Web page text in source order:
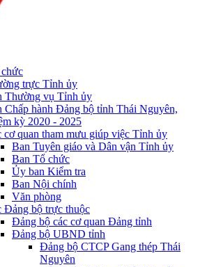
trực Tỉnh ủy
Thường vụ Tỉnh ủy
Chấp hành Đảng bộ tỉnh Thái Nguyên,
kỳ 2020 - 2025
cơ quan tham mưu giúp việc Tỉnh ủy
Ban Tuyên giáo và Dân vận Tỉnh ủy
Ban Tổ chức
Ủy ban Kiểm tra
Ban Nội chính
Văn phòng
Đảng bộ trực thuộc
Đảng bộ các cơ quan Đảng tỉnh
Đảng bộ UBND tỉnh
Đảng bộ CTCP Gang thép Thái
Nguyên